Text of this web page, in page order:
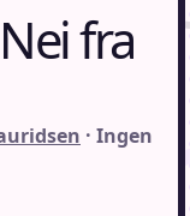
fra
· Ingen